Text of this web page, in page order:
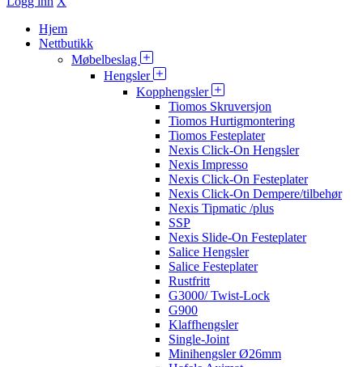
Hjem
Nettbutikk
Møbelbeslag
Hengsler
Kopphengsler
Tiomos Skruversjon
Tiomos Hurtigmontering
Tiomos Festeplater
Nexis Click-On Hengsler
Nexis Impresso
Nexis Click-On Festeplater
Nexis Click-On Dempere/tilbehør
Nexis Tipmatic /plus
SSP
Nexis Slide-On Festeplater
Salice Hengsler
Salice Festeplater
Rustfritt
G3000/ Twist-Lock
G900
Klaffhengsler
Single-Joint
Minihengsler Ø26mm